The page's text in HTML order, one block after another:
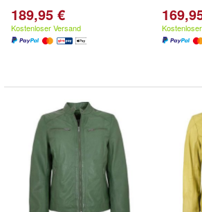
189,95 €
Kostenloser Versand